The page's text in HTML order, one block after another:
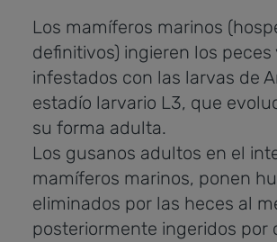
Los mamíferos marinos
definitivos) ingieren los
infestados con las larvas de
estadío larvario L3, que
su forma adulta.
Los gusanos adultos en el
mamíferos marinos, ponen
eliminados por las heces al
posteriormente ingeridos por